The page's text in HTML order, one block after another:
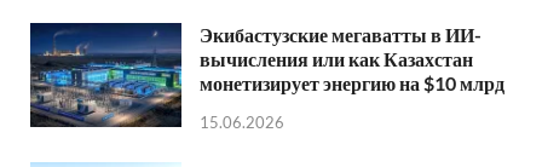
Экибастузские мегаватты в ИИ-
вычисления или как Казахстан
монетизирует энергию на $10 млрд
15.06.2026